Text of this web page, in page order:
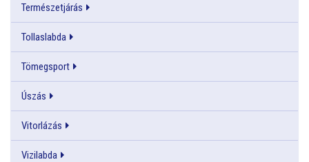
Természetjárás
Tollaslabda
Tömegsport
Úszás
Vitorlázás
Vizilabda